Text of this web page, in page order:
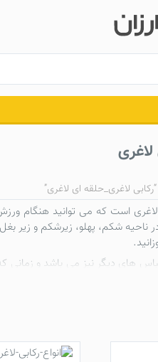
لاغری_حلقه ای لاغری”
است که می توانید هنگام
در ناحیه شکم، پهلو، زیرشکم و
های دیگر نیز می باشد و زمانی
به این گونه است که از تبخیر
های اضافی بدن استفاده می